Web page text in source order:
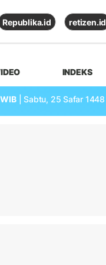
Republika.id retizen.id
INDEKS
| Sabtu, 25 Safar 1448